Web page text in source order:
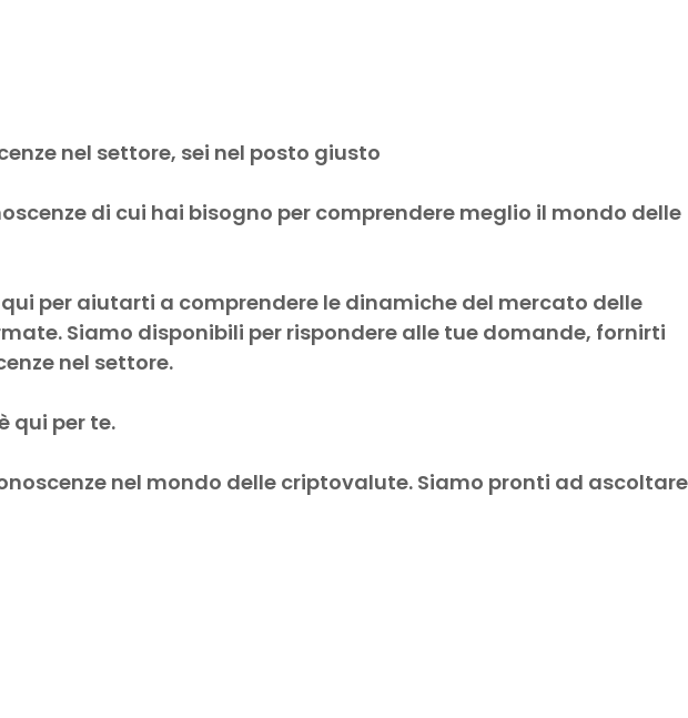
nel settore, sei nel posto giusto
di cui hai bisogno per comprendere meglio il mondo delle
per aiutarti a comprendere le dinamiche del mercato delle
Siamo disponibili per rispondere alle tue domande, fornirti
nel settore.
qui per te.
nel mondo delle criptovalute. Siamo pronti ad ascoltare